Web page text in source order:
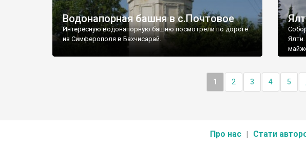
Водонапорная башня в с.Почтовое
Интересную водонапорную башню посмотрели по дороге
из Симферополя в Бахчисарай.
Ялти.
1 2 3 4 5
Про нас Стати